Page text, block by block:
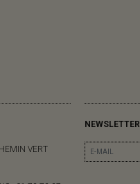
VERT
NEWSLETTER